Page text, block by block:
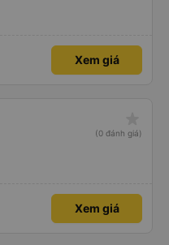
Xem giá
(0 đánh giá)
Xem giá